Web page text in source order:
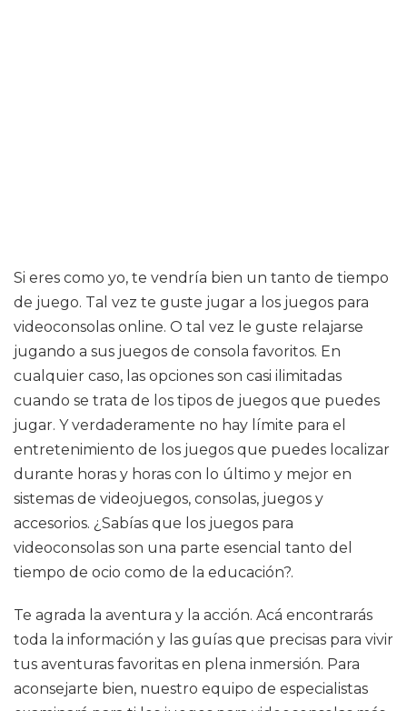
Si eres como yo, te vendría bien un tanto de tiempo
de juego. Tal vez te guste jugar a los juegos para
videoconsolas online. O tal vez le guste relajarse
jugando a sus juegos de consola favoritos. En
cualquier caso, las opciones son casi ilimitadas
cuando se trata de los tipos de juegos que puedes
jugar. Y verdaderamente no hay límite para el
entretenimiento de los juegos que puedes localizar
durante horas y horas con lo último y mejor en
sistemas de videojuegos, consolas, juegos y
accesorios. ¿Sabías que los juegos para
videoconsolas son una parte esencial tanto del
tiempo de ocio como de la educación?.
Te agrada la aventura y la acción. Acá encontrarás
toda la información y las guías que precisas para vivir
tus aventuras favoritas en plena inmersión. Para
aconsejarte bien, nuestro equipo de especialistas